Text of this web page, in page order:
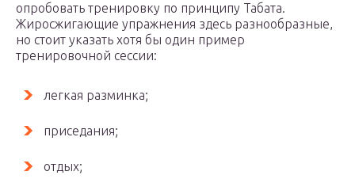
опробовать тренировку по принципу Табата.
Жиросжигающие упражнения здесь разнообразные,
но стоит указать хотя бы один пример
тренировочной сессии:
легкая разминка;
приседания;
отдых;